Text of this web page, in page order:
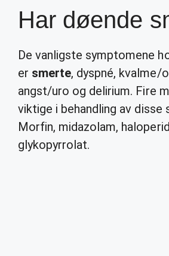
Har døende
De vanligste symptomene
er smerte, dyspné, kvalme/
angst/uro og delirium. Fire
viktige i behandling av disse
Morfin, midazolam,
glykopyrrolat.